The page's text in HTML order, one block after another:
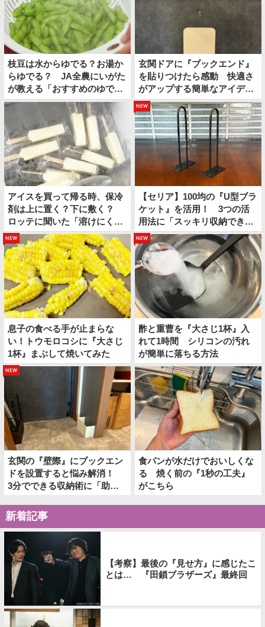
枝豆は水からゆでる？お湯か
らゆでる？ JA全農にいがた
が教える「おすすめのゆで
方」がこちら
玄関ドアに『ブックエンド』
を貼りつけたら感動 快適さ
がアップする簡単なアイディ
アとは
アイスを買って帰る時、保冷
剤は上に置く？下に敷く？
ロッテに聞いた「溶けにくい
持ち帰り方」
new
【セリア】100均の『U型ブラ
ケット』を活用！ 3つの活
用法に「スッキリ収納でき
た」
new
息子の食べる手が止まらな
い！トウモロコシに『大さじ
1杯』まぶして焼いてみた
new
酢と重曹を『大さじ1杯』入
れて1時間 シリコンの汚れ
が簡単に落ちる方法
new
玄関の『壁際』にブックエン
ドを設置すると悩み解消！
3分でできる収納術に「助か
った！」
食パンが水だけでおいしくな
る 焼く前の『1秒の工夫』
がこちら
新着記事
【考察】最後の『見せ方』に感じたこ
とは… 『田鎖ブラザーズ』最終回